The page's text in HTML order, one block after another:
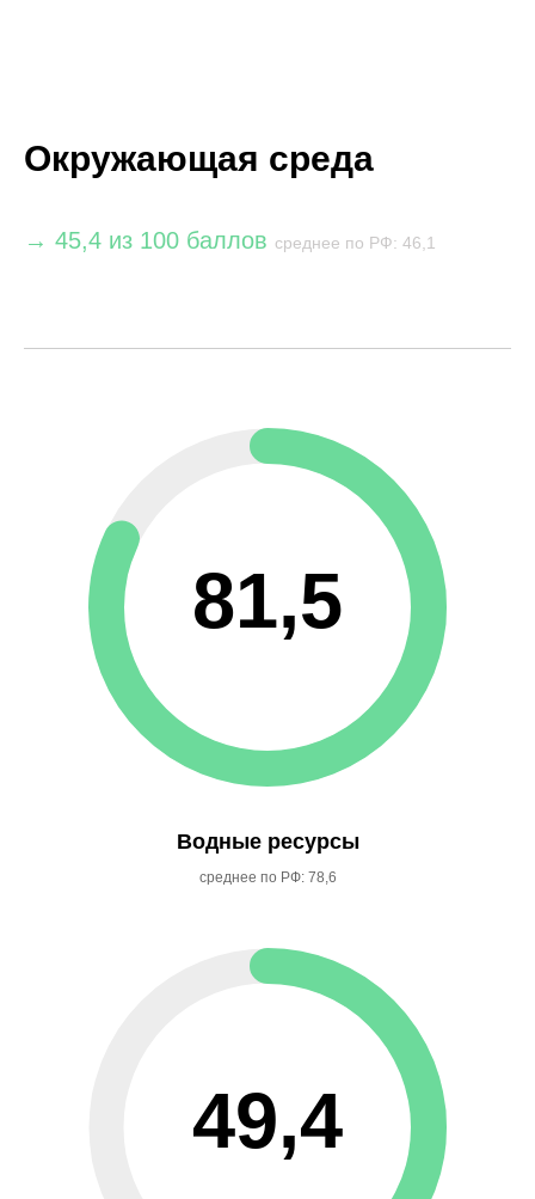
Окружающая среда
→ 45,4 из 100 баллов среднее по РФ: 46,1
81,5
Водные ресурсы
среднее по РФ: 78,6
49,4